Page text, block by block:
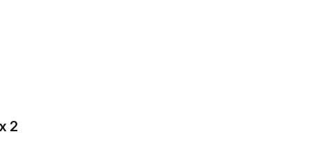
2